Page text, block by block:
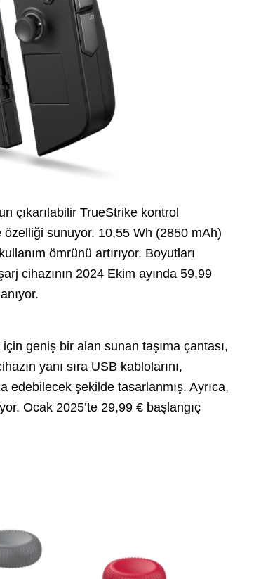
çıkarılabilir TrueStrike kontrol
sunuyor. 10,55 Wh (2850 mAh)
ömrünü artırıyor. Boyutları
cihazının 2024 Ekim ayında 59,99
için geniş bir alan sunan taşıma çantası,
yanı sıra USB kablolarını,
edebilecek şekilde tasarlanmış. Ayrıca,
Ocak 2025’te 29,99 € başlangıç